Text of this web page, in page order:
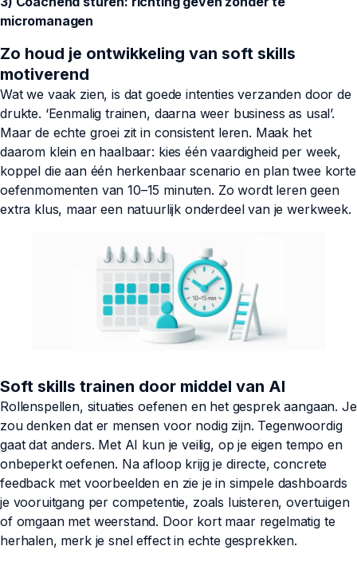
micromanagen
Zo houd je ontwikkeling van soft skills
motiverend
Wat we vaak zien, is dat goede intenties verzanden door de
drukte. ‘Eenmalig trainen, daarna weer business as usal’.
Maar de echte groei zit in consistent leren. Maak het
daarom klein en haalbaar: kies één vaardigheid per week,
koppel die aan één herkenbaar scenario en plan twee korte
oefenmomenten van 10–15 minuten. Zo wordt leren geen
extra klus, maar een natuurlijk onderdeel van je werkweek.
Soft skills trainen door middel van AI
Rollenspellen, situaties oefenen en het gesprek aangaan. Je
zou denken dat er mensen voor nodig zijn. Tegenwoordig
gaat dat anders. Met AI kun je veilig, op je eigen tempo en
onbeperkt oefenen. Na afloop krijg je directe, concrete
feedback met voorbeelden en zie je in simpele dashboards
je vooruitgang per competentie, zoals luisteren, overtuigen
of omgaan met weerstand. Door kort maar regelmatig te
herhalen, merk je snel effect in echte gesprekken.